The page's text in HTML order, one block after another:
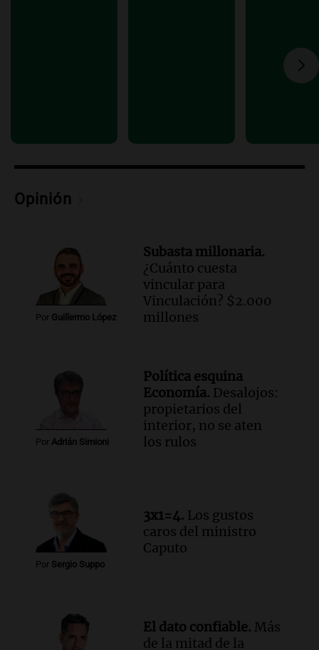
Detienen a pareja en Alderete por
la clase dirigente a abordar problemas
económicos y sociales
Episodios
Opinión
Por Guillermo López
Subasta millonaria.
¿Cuánto cuesta
vincular para
Vinculación? $2.000
millones
Por Adrián Simioni
Política esquina
Economía. Desalojos:
propietarios del
interior, no se aten
los rulos
Por Sergio Suppo
3x1=4. Los gustos
caros del ministro
Caputo
El dato confiable. Más
de la mitad de la